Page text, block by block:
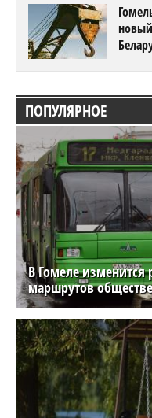
ПОПУЛЯРНОЕ
В Гомеле изменится
маршрутов